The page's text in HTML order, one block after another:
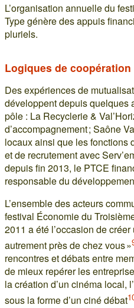
L’organisation annuelle du
Type génère des appuis
pluriels.
Logiques de coopération
Des expériences de
développent depuis quelques
pôle : La Recyclerie &
d’accompagnement ; Saône
locaux ainsi que les fonctions
et de recrutement avec
depuis fin 2013, le PTCE
responsable du
L’ensemble des acteurs
festival Économie du
2011 a été l’occasion de
autrement près de chez vous »
rencontres et débats entre
de mieux repérer les
la création d’un cinéma local,
sous la forme d’un ciné débat